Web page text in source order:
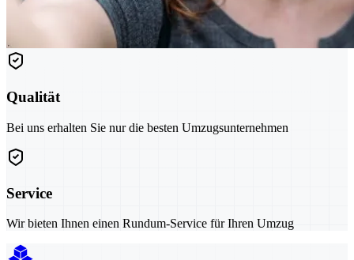
Qualität
Bei uns erhalten Sie nur die besten Umzugsunternehmen
Service
Wir bieten Ihnen einen Rundum-Service für Ihren Umzug